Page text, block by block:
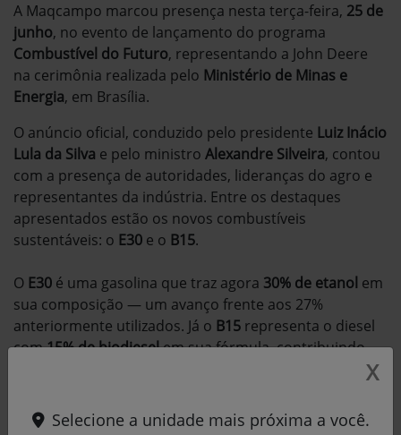
A Maqcampo marcou presença nesta terça-feira, 25 de
junho, no evento de lançamento do programa
Combustível do Futuro, representando a John Deere
na cerimônia realizada pelo Ministério de Minas e
Energia, em Brasília.
O anúncio oficial, conduzido pelo presidente Luiz Inácio
Lula da Silva e pelo ministro Alexandre Silveira, contou
com a presença de autoridades, lideranças do agro e
representantes da indústria. Entre os destaques
apresentados estão os novos combustíveis
sustentáveis: o E30 e o B15.
O E30 é uma gasolina que traz agora 30% de etanol em
sua composição — um avanço frente aos 27%
anteriormente utilizados. Já o B15 representa o diesel
com15% de biodieselem sua fórmula, contribuindo
para a redução das emissões de carbono no setor deX
Selecione a unidade mais próxima a você.